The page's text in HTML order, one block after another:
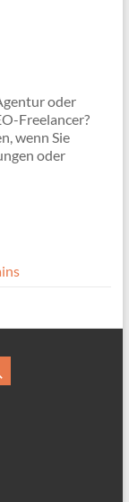
oder
Freelancer?
wenn Sie
oder